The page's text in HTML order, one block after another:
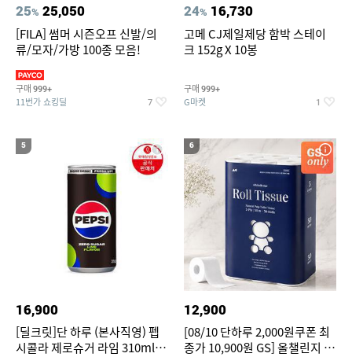
25% 25,050
[FILA] 썸머 시즌오프 신발/의
류/모자/가방 100종 모음!
구매 999+
11번가 쇼킹딜 7
24% 16,730
고메 CJ제일제당 함박 스테이
크 152g X 10봉
구매 999+
G마켓 1
5
16,900
[딜크릿]단 하루 (본사직영) 펩
시콜라 제로슈거 라임 310ml
6
12,900
[08/10 단하루 2,000원쿠폰 최
종가 10,900원 GS] 올챌린지 더